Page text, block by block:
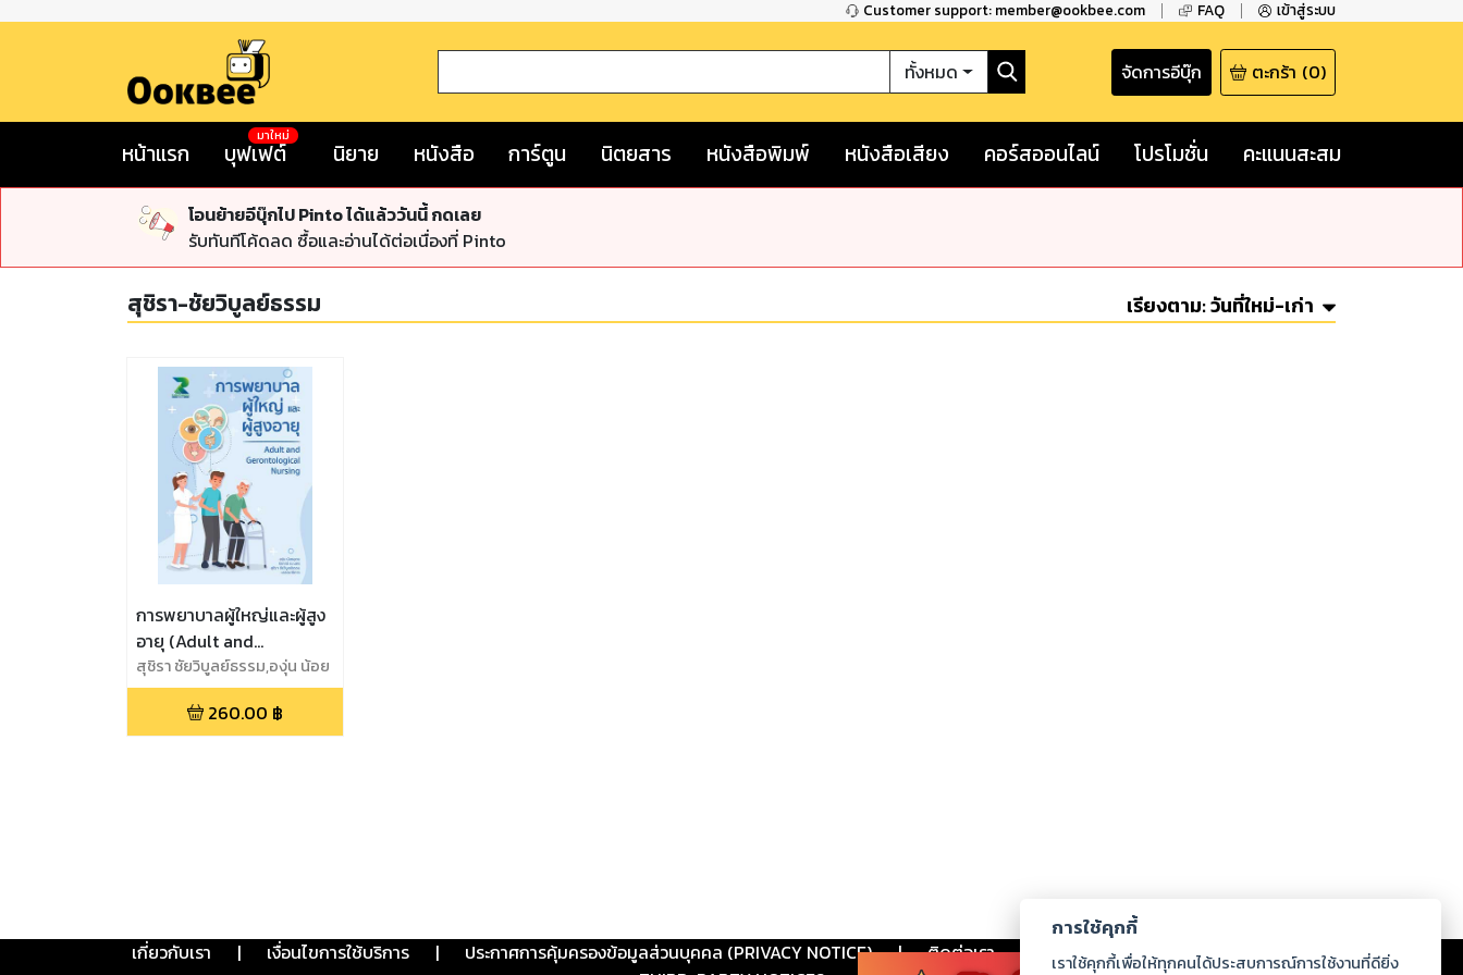
Customer support: member@ookbee.com FAQ เข้าสู่ระบบ
ทั้งหมด จัดการอีบุ๊ก ตะกร้า (0)
หน้าแรก บุฟเฟต์
มาใหม่
นิยาย หนังสือ การ์ตูน นิตยสาร หนังสือพิมพ์ หนังสือเสียง คอร์สออนไลน์ โปรโมชั่น คะแนนสะสม
โอนย้ายอีบุ๊กไป Pinto ได้แล้ววันนี้ กดเลย
รับทันทีโค้ดลด ซื้อและอ่านได้ต่อเนื่องที่ Pinto
สุชิรา-ชัยวิบูลย์ธรรม เรียงตาม:วันที่ใหม่-เก่า
การพยาบาลผู้ใหญ่และผู้สูง
อายุ (Adult and
Gerontological Nursing)
สุชิรา ชัยวิบูลย์ธรรม,องุ่น น้อย
อุดม,ปิยาณี ณ นคร
260.00 ฿
เกี่ยวกับเรา | เงื่อนไขการใช้บริการ | ประกาศการคุ้มครองข้อมูลส่วนบุคคล (PRIVACY NOTICE) | ติดต่อเรา ร่วมงานกับเรา ดาวน์โหลด
การใช้คุกกี้
เราใช้คุกกี้เพื่อให้ทุกคนได้ประสบการณ์การใช้งานที่ดียิ่ง